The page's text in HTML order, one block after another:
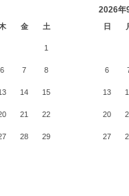
金 土
1
6 7 8
14 15
21 22
28 29
2026年
日
6
13
20
27